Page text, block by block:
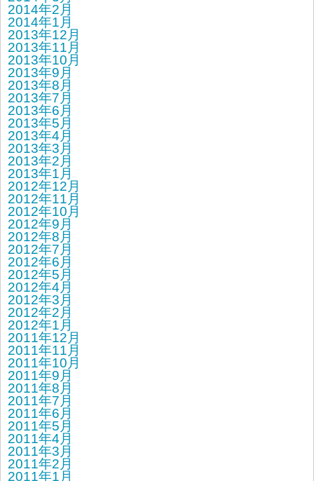
2014年2月
2014年1月
2013年12月
2013年11月
2013年10月
2013年9月
2013年8月
2013年7月
2013年6月
2013年5月
2013年4月
2013年3月
2013年2月
2013年1月
2012年12月
2012年11月
2012年10月
2012年9月
2012年8月
2012年7月
2012年6月
2012年5月
2012年4月
2012年3月
2012年2月
2012年1月
2011年12月
2011年11月
2011年10月
2011年9月
2011年8月
2011年7月
2011年6月
2011年5月
2011年4月
2011年3月
2011年2月
2011年1月